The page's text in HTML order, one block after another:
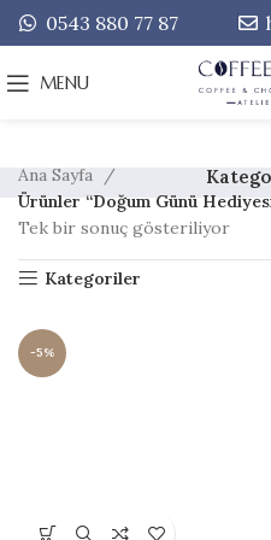
0543 880 77 87
MENU
Ana Sayfa
Ürünler “Doğum Günü
Tek bir sonuç gösteriliyor
Kategoriler
-5%